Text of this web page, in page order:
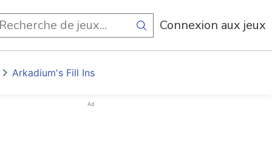
Connexion aux jeux
Arkadium's Fill Ins
Ad